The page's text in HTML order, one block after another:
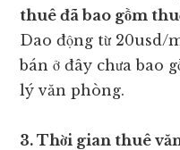
thuê đã bao gồm
Dao động từ 20usd/
bán ở đây chưa bao
lý văn phòng.
3. Thời gian thuê